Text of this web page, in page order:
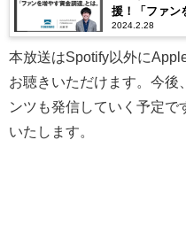
援！「ファン
ピードを上げ
2024.2.28
本放送はSpotify以外に
お聴きいただけます。今後
ンツも発信していく予定で
いたします。